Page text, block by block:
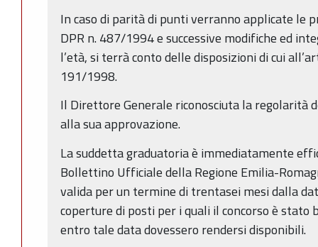
In caso di parità di punti verranno applicate le
DPR n. 487/1994 e successive modifiche ed
l’età, si terrà conto delle disposizioni di cui
191/1998.
Il Direttore Generale riconosciuta la regolarità
alla sua approvazione.
La suddetta graduatoria è immediatamente
Bollettino Ufficiale della Regione Emilia-
valida per un termine di trentasei mesi dalla
coperture di posti per i quali il concorso è stato
entro tale data dovessero rendersi disponibili.